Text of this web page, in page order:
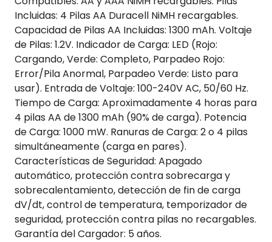
Incluidas: 4 Pilas AA Duracell NiMH recargables.
Capacidad de Pilas AA Incluidas: 1300 mAh. Voltaje
de Pilas: 1.2V. Indicador de Carga: LED (Rojo:
Cargando, Verde: Completo, Parpadeo Rojo:
Error/Pila Anormal, Parpadeo Verde: Listo para
usar). Entrada de Voltaje: 100-240V AC, 50/60 Hz.
Tiempo de Carga: Aproximadamente 4 horas para
4 pilas AA de 1300 mAh (90% de carga). Potencia
de Carga: 1000 mW. Ranuras de Carga: 2 o 4 pilas
simultáneamente (carga en pares).
Características de Seguridad: Apagado
automático, protección contra sobrecarga y
sobrecalentamiento, detección de fin de carga
dV/dt, control de temperatura, temporizador de
seguridad, protección contra pilas no recargables.
Garantía del Cargador: 5 años.